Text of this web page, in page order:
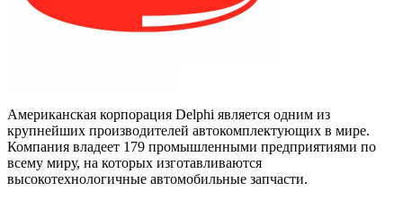
Американская корпорация Delphi является одним из
крупнейших производителей автокомплектующих в мире.
Компания владеет 179 промышленными предприятиями по
всему миру, на которых изготавливаются
высокотехнологичные автомобильные запчасти.